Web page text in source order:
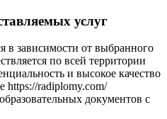
услуг
в зависимости от выбранного
по всей территории
и высокое качество
https://radiplomy.com/
документов с